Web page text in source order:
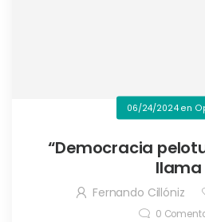
06/24/2024en
“Democracia
llama
Fernando Cillóniz
0